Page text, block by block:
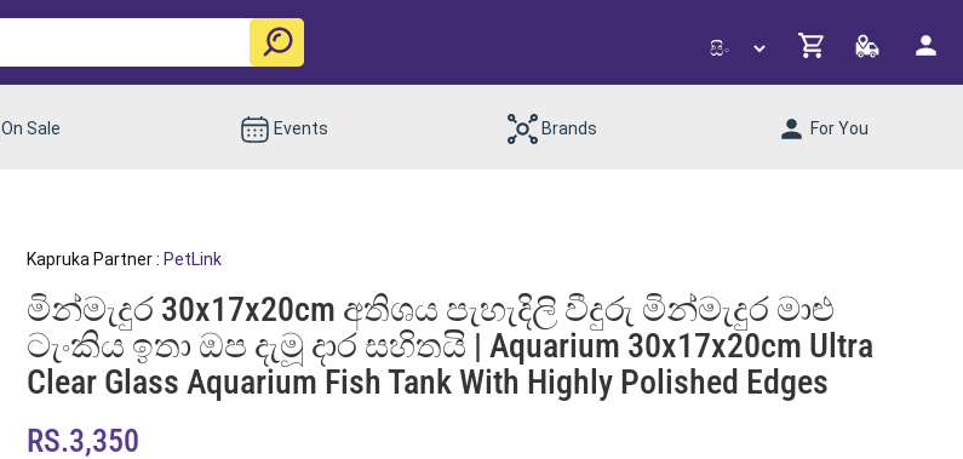
On Sale Events Brands For You
Kapruka Partner : PetLink
මින්මැදුර 30x17x20cm අතිශය පැහැදිලි වීදුරු මින්මැදුර මාළු
ටැංකිය ඉතා ඔප දැමූ දාර සහිතයි | Aquarium 30x17x20cm Ultra
Clear Glass Aquarium Fish Tank With Highly Polished Edges
RS.3,350